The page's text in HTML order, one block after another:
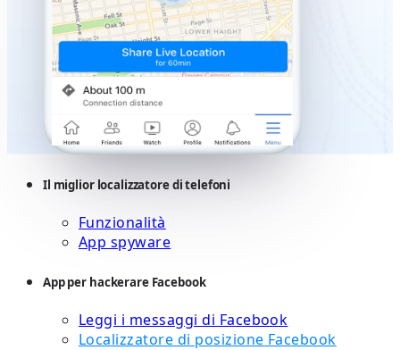
Il miglior localizzatore di telefoni
Funzionalità
App spyware
App per hackerare Facebook
Leggi i messaggi di Facebook
Localizzatore di posizione Facebook